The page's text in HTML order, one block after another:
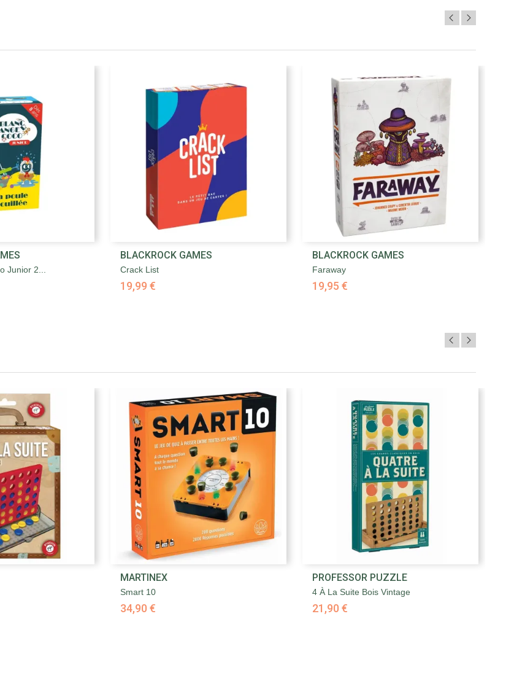
rapide
Junior 2...
Aperçu rapide
BLACKROCK GAMES
Crack List
19,99 €
Aperçu rapide
BLACKROCK GAMES
Faraway
19,95 €

MARTINEX
Smart 10
34,90 €
Aperçu rapide
PROFESSOR PUZZLE
4 À La Suite Bois Vintage
21,90 €